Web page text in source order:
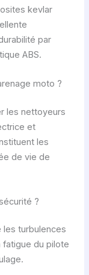
kevlar
par
ABS.
moto ?
les nettoyeurs
et
les
de vie de
?
les turbulences
fatigue du pilote